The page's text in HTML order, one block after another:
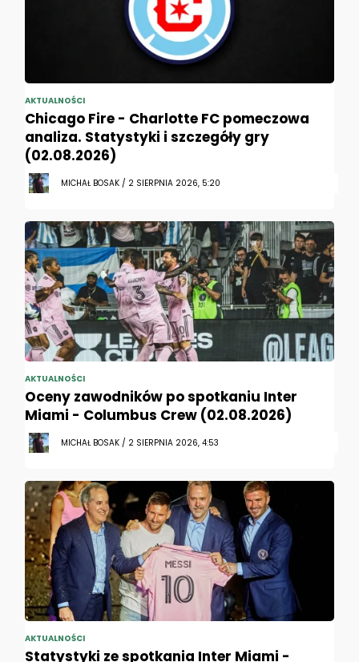
AKTUALNOŚCI
Chicago Fire - Charlotte FC pomeczowa
analiza. Statystyki i szczegóły gry
(02.08.2026)
MICHAŁ BOSAK / 2 SIERPNIA 2026, 5:20
AKTUALNOŚCI
Oceny zawodników po spotkaniu Inter
Miami - Columbus Crew (02.08.2026)
MICHAŁ BOSAK / 2 SIERPNIA 2026, 4:53
AKTUALNOŚCI
Statystyki ze spotkania Inter Miami -